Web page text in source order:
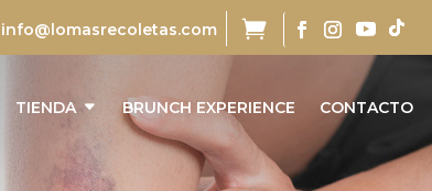
info@lomasrecoletas.com 
TIENDA BRUNCH EXPERIENCE CONTACTO